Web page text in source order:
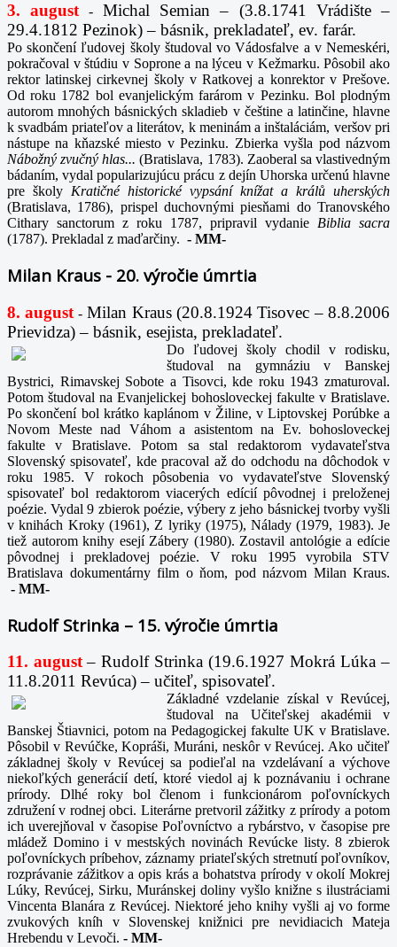
3. august-Michal Semian – (3.8.1741 Vrádište –
29.4.1812 Pezinok) – básnik, prekladateľ, ev. farár.
Po skončení ľudovej školy študoval vo Vádosfalve a v Nemeskéri,
pokračoval v štúdiu v Soprone a na lýceu v Kežmarku. Pôsobil ako
rektor latinskej cirkevnej školy v Ratkovej a konrektor v Prešove.
Od roku 1782 bol evanjelickým farárom v Pezinku. Bol plodným
autorom mnohých básnických skladieb v češtine a latinčine, hlavne
k svadbám priateľov a literátov, k meninám a inštaláciám, veršov pri
nástupe na kňazské miesto v Pezinku. Zbierka vyšla pod názvom
Nábožný zvučný hlas...(Bratislava, 1783). Zaoberal sa vlastivedným
bádaním, vydal popularizujúcu prácu z dejín Uhorska určenú hlavne
pre školy Kratičné historické vypsání knížat a králů uherských
(Bratislava, 1786), prispel duchovnými piesňami do Tranovského
Cithary sanctorum z roku 1787, pripravil vydanie Biblia sacra
(1787). Prekladal z maďarčiny. - MM-
Milan Kraus - 20. výročie úmrtia
8. august -Milan Kraus (20.8.1924 Tisovec – 8.8.2006
Prievidza) – básnik, esejista, prekladateľ.
Do ľudovej školy chodil v rodisku,
študoval na gymnáziu v Banskej
Bystrici, Rimavskej Sobote a Tisovci, kde roku 1943 zmaturoval.
Potom študoval na Evanjelickej bohosloveckej fakulte v Bratislave.
Po skončení bol krátko kaplánom v Žiline, v Liptovskej Porúbke a
Novom Meste nad Váhom a asistentom na Ev. bohosloveckej
fakulte v Bratislave. Potom sa stal redaktorom vydavateľstva
Slovenský spisovateľ, kde pracoval až do odchodu na dôchodok v
roku 1985. V rokoch pôsobenia vo vydavateľstve Slovenský
spisovateľ bol redaktorom viacerých edícií pôvodnej i preloženej
poézie. Vydal 9 zbierok poézie, výbery z jeho básnickej tvorby vyšli
v knihách Kroky (1961), Z lyriky (1975), Nálady (1979, 1983). Je
tiež autorom knihy esejí Zábery (1980). Zostavil antológie a edície
pôvodnej i prekladovej poézie. V roku 1995 vyrobila STV
Bratislava dokumentárny film o ňom, pod názvom Milan Kraus.
- MM-
Rudolf Strinka – 15. výročie úmrtia
11. august – Rudolf Strinka (19.6.1927 Mokrá Lúka –
11.8.2011 Revúca) – učiteľ, spisovateľ.
Základné vzdelanie získal v Revúcej,
študoval na Učiteľskej akadémii v
Banskej Štiavnici, potom na Pedagogickej fakulte UK v Bratislave.
Pôsobil v Revúčke, Kopráši, Muráni, neskôr v Revúcej. Ako učiteľ
základnej školy v Revúcej sa podieľal na vzdelávaní a výchove
niekoľkých generácií detí, ktoré viedol aj k poznávaniu i ochrane
prírody. Dlhé roky bol členom i funkcionárom poľovníckych
združení v rodnej obci. Literárne pretvoril zážitky z prírody a potom
ich uverejňoval v časopise Poľovníctvo a rybárstvo, v časopise pre
mládež Domino i v mestských novinách Revúcke listy. 8 zbierok
poľovníckych príbehov, záznamy priateľských stretnutí poľovníkov,
rozprávanie zážitkov a opis krás a bohatstva prírody v okolí Mokrej
Lúky, Revúcej, Sirku, Muránskej doliny vyšlo knižne s ilustráciami
Vincenta Blanára z Revúcej. Niektoré jeho knihy vyšli aj vo forme
zvukových kníh v Slovenskej knižnici pre nevidiacich Mateja
Hrebendu v Levoči. - MM-